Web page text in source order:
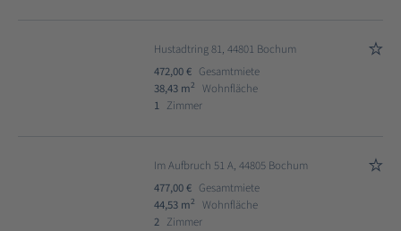
Hustadtring 81, 44801 Bochum
472,00 € Gesamtmiete
38,43 m2
Wohnfläche
1 Zimmer
Im Aufbruch 51 A, 44805 Bochum
477,00 € Gesamtmiete
44,53 m2
Wohnfläche
2 Zimmer